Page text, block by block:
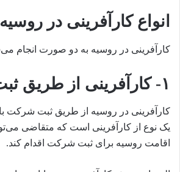
انواع کارآفرینی در روسیه
کارآفرینی در روسیه به دو صورت انجام
۱- کارآفرینی از طریق
کارآفرینی در روسیه از طریق ثبت شرکت
یک نوع از کارآفرینی است که متقاضی
اقامت روسیه برای ثبت شرکت اقدام کند.